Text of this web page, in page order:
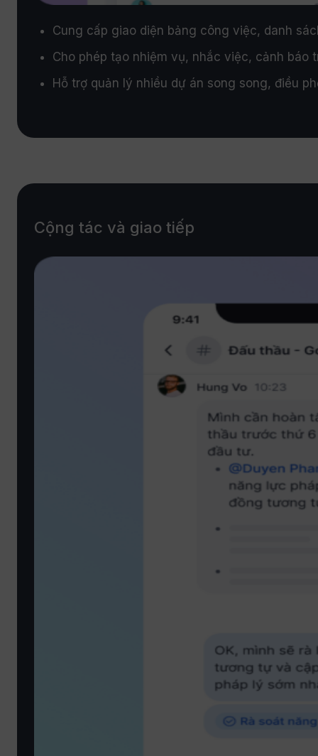
Cung cấp giao diện bảng công việc, danh
Cho phép tạo nhiệm vụ, nhắc việc, cảnh báo
Hỗ trợ quản lý nhiều dự án song song, điều
Cộng tác và giao tiếp